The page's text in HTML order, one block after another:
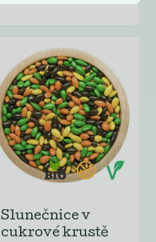
Slunečnice v
cukrové krustě